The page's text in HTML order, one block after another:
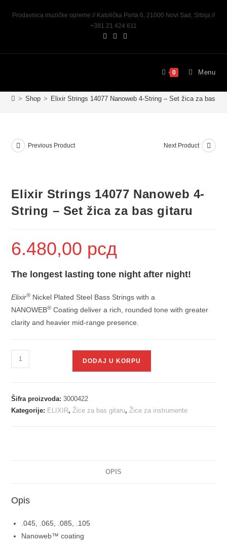
Prodavnica muzičke opreme // Katolička Porta 6, 21000 Novi Sad, Srbija //
+381 21 424 611
0 Menu
> Shop > Elixir Strings 14077 Nanoweb 4-String – Set žica za bas
Previous Product Next Product
Elixir Strings 14077 Nanoweb 4-
String – Set žica za bas gitaru
6.480,00 рсд
The longest lasting tone night after night!
Elixir® Nickel Plated Steel Bass Strings with a
NANOWEB® Coating deliver a rich, rounded tone with greater
clarity and heavier mid-range presence.
DODAJ U KORPU
Šifra proizvoda:3000422
Kategorije: ELIXIR,Žice za bas gitaru,Žice za instrumente
OPIS
Opis
.045, .065, .085, .105
Nanoweb™ coating